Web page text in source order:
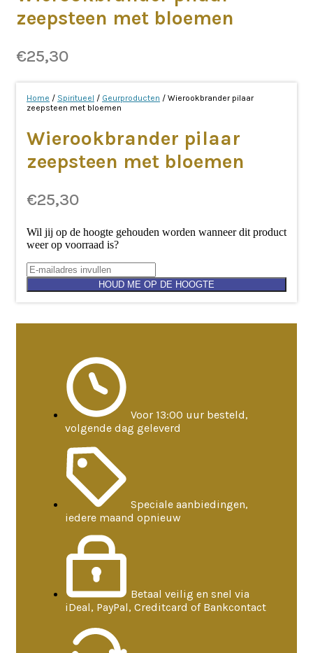
zeepsteen met bloemen
€25,30
Home / Spiritueel / Geurproducten / Wierookbrander pilaar
zeepsteen met bloemen
Wierookbrander pilaar
zeepsteen met bloemen
€25,30
Wil jij op de hoogte gehouden worden wanneer dit product
weer op voorraad is?
HOUD ME OP DE HOOGTE
Voor 13:00 uur besteld,
volgende dag geleverd
Speciale aanbiedingen,
iedere maand opnieuw
Betaal veilig en snel via
iDeal, PayPal, Creditcard of Bankcontact